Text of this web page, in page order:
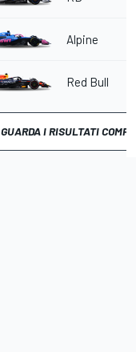
Alpine
Red Bull
GUARDA I RISULTATI